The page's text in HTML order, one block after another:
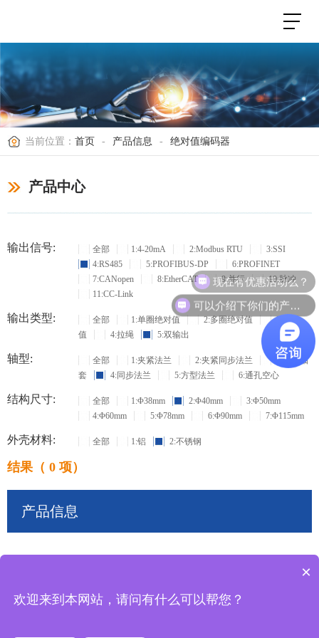
当前位置： 首页 - 产品信息 - 绝对值编码器
产品中心
输出信号: 全部 1:4-20mA 2:Modbus RTU
3:SSI
4:RS485
5:PROFIBUS-DP
6:PROFINET
7:CANopen
8:EtherCAT 9:并行
10:脉冲
11:CC-Link
输出类型: 全部 1:单圈绝对值 2:多圈绝对值
3:增量
值
4:拉绳 5:双输出
轴型: 全部 1:夹紧法兰 2:夹紧同步法兰
3:盲孔轴
套
4:同步法兰 5:方型法兰 6:通孔空心
结构尺寸: 全部 1:Φ38mm 2:Φ40mm
3:Φ50mm
4:Φ60mm
5:Φ78mm 6:Φ90mm 7:Φ115mm
外壳材料: 全部 1:铝 2:不锈钢
结果（ 0 项）
产品信息
现在有优惠活动么？
×
欢迎来到本网站，请问有什么可以帮您？